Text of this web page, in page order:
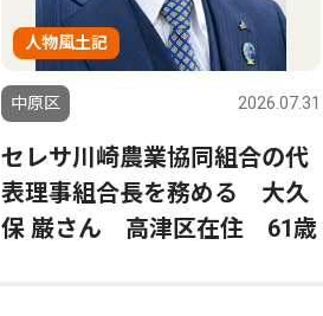
人物風土記
中原区 2026.07.31
セレサ川崎農業協同組合の代
表理事組合長を務める 大久
保 巌さん 高津区在住 61歳